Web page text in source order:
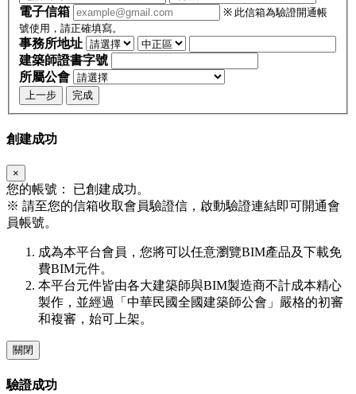
電子信箱
※ 此信箱為驗證開通帳
號使用，請正確填寫。
事務所地址
建築師證書字號
所屬公會
上一步 完成
創建成功
×
您的帳號：
已創建成功。
※ 請至您的信箱收取會員驗證信，啟動驗證連結即可開通會
員帳號。
成為本平台會員，您將可以任意瀏覽BIM產品及下載免
費BIM元件。
本平台元件皆由各大建築師與BIM製造商不計成本精心
製作，並經過「中華民國全國建築師公會」嚴格的初審
和複審，始可上架。
關閉
驗證成功